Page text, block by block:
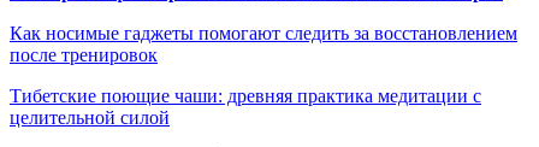
Как носимые гаджеты помогают следить за восстановлением
после тренировок
Тибетские поющие чаши: древняя практика медитации с
целительной силой